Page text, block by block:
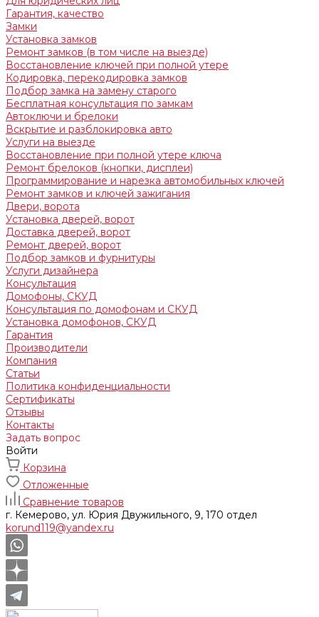
Гарантия, качество
Замки
Установка замков
Ремонт замков (в том числе на выезде)
Восстановление ключей при полной утере
Кодировка, перекодировка замков
Подбор замка на замену старого
Бесплатная консультация по замкам
Автоключи и брелоки
Вскрытие и разблокировка авто
Услуги на выезде
Восстановление при полной утере ключа
Ремонт брелоков (кнопки, дисплеи)
Программирование и нарезка автомобильных ключей
Ремонт замков и ключей зажигания
Двери, ворота
Установка дверей, ворот
Доставка дверей, ворот
Ремонт дверей, ворот
Подбор замков и фурнитуры
Услуги дизайнера
Консультация
Домофоны, СКУД
Консультация по домофонам и СКУД
Установка домофонов, СКУД
Гарантия
Производители
Компания
Статьи
Политика конфиденциальности
Сертификаты
Отзывы
Контакты
Задать вопрос
Войти
Корзина
Отложенные
Сравнение товаров
г. Кемерово, ул. Юрия Двужильного, 9, 170 отдел
korund119@yandex.ru